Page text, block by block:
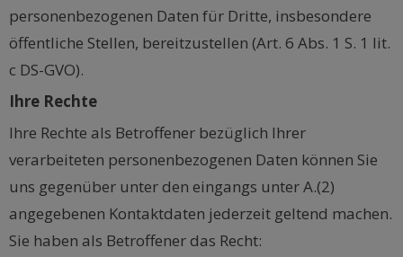
personenbezogenen Daten für Dritte, insbesondere
öffentliche Stellen, bereitzustellen (Art. 6 Abs. 1 S. 1 lit.
c DS-GVO).
Ihre Rechte
Ihre Rechte als Betroffener bezüglich Ihrer
verarbeiteten personenbezogenen Daten können Sie
uns gegenüber unter den eingangs unter A.(2)
angegebenen Kontaktdaten jederzeit geltend machen.
Sie haben als Betroffener das Recht: